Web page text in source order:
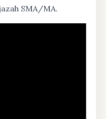
SMA/MA.